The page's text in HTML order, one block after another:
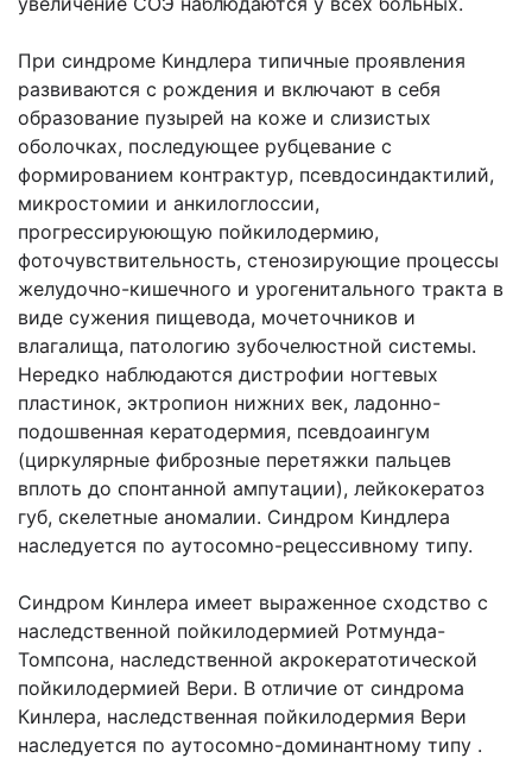
При синдроме Киндлера типичные проявления
развиваются с рождения и включают в себя
образование пузырей на коже и слизистых
оболочках, последующее рубцевание с
формированием контрактур, псевдосиндактилий,
микростомии и анкилоглоссии,
прогрессируюющую пойкилодермию,
фоточувствительность, стенозирующие процессы
желудочно-кишечного и урогенитального тракта в
виде сужения пищевода, мочеточников и
влагалища, патологию зубочелюстной системы.
Нередко наблюдаются дистрофии ногтевых
пластинок, эктропион нижних век, ладонно-
подошвенная кератодермия, псевдоаингум
(циркулярные фиброзные перетяжки пальцев
вплоть до спонтанной ампутации), лейкокератоз
губ, скелетные аномалии. Синдром Киндлера
наследуется по аутосомно-рецессивному типу.
Синдром Кинлера имеет выраженное сходство с
наследственной пойкилодермией Ротмунда-
Томпсона, наследственной акрокератотической
пойкилодермией Вери. В отличие от синдрома
Кинлера, наследственная пойкилодермия Вери
наследуется по аутосомно-доминантному типу .